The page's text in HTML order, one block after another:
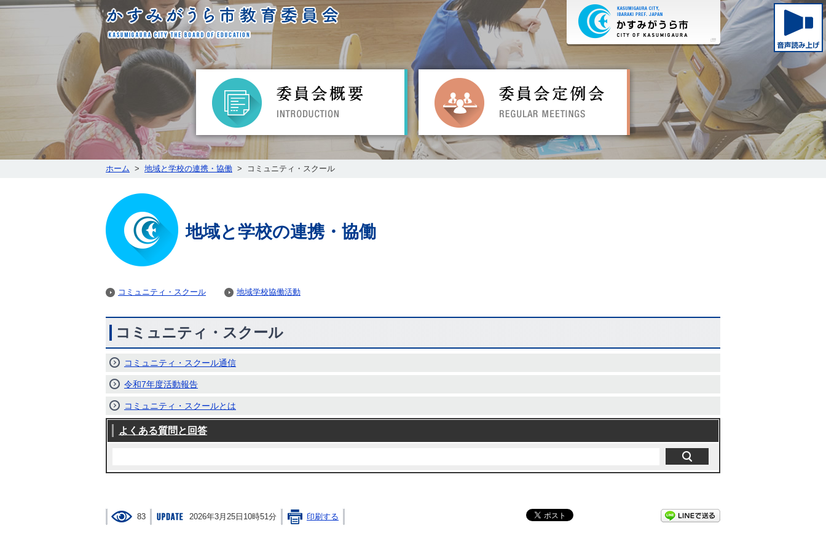
かすみがうら市教育委員会ホームページ
かすみがうら市ホームペー
委員会概要 委員会定例会
ホーム > 地域と学校の連携・協働 > コミュニティ・スクール
地域と学校の連携・協働
コミュニティ・スクール 地域学校協働活動
コミュニティ・スクール
コミュニティ・スクール通信
令和7年度活動報告
コミュニティ・スクールとは
よくある質問と回答
83 2026年3月25日10時51分 印刷する